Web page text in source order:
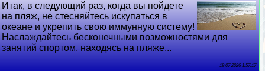
Итак, в следующий раз, когда вы пойдете
на пляж, не стесняйтесь искупаться в
океане и укрепить свою иммунную систему!
Наслаждайтесь бесконечными возможностями для
занятий спортом, находясь на пляже...
19 07 2026 1:57:17